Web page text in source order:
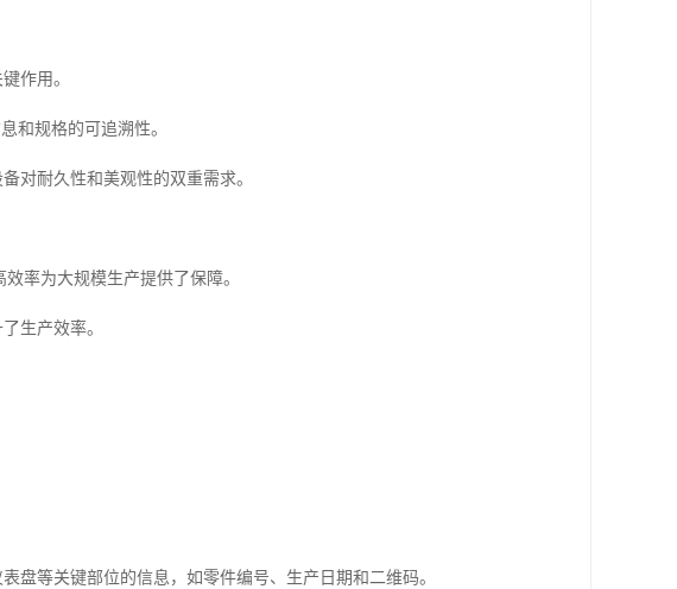
作用。
和规格的可追溯性。
对耐久性和美观性的双重需求。
率为大规模生产提供了保障。
生产效率。
盘等关键部位的信息，如零件编号、生产日期和二维码。